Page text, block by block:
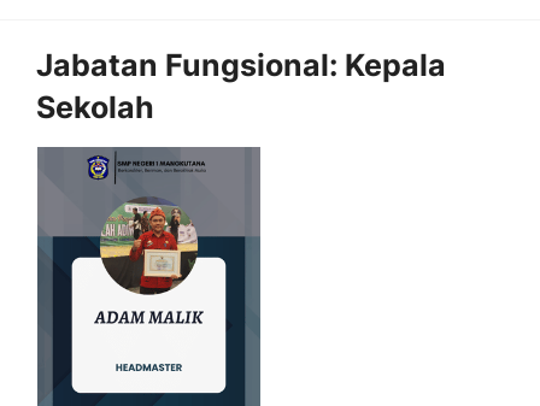
Jabatan Fungsional: Kepala
Sekolah